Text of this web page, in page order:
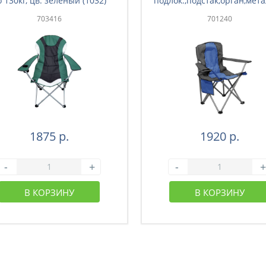
703416
1875 р.
- +
В КОРЗИНУ
120кг,цв сер-син.(1050)(6)
701240
1920 р.
- +
В КОРЗИНУ